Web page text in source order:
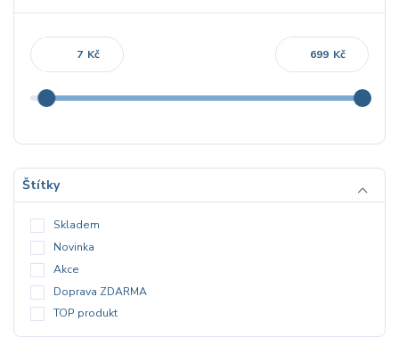
Kč Kč
Štítky
Skladem
Novinka
Akce
Doprava ZDARMA
TOP produkt